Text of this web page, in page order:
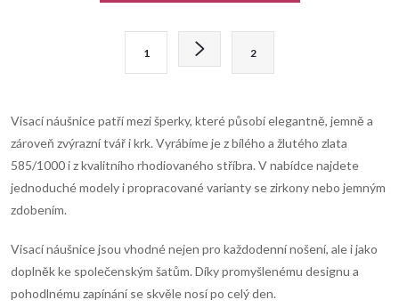
d
a
c
í
p
r
á
n
k
o
v
á
n
í
1 2
Visací náušnice patří mezi šperky, které působí elegantně, jemně a
zároveň zvýrazní tvář i krk. Vyrábíme je z bílého a žlutého zlata
585/1000 i z kvalitního rhodiovaného stříbra. V nabídce najdete
jednoduché modely i propracované varianty se zirkony nebo jemným
zdobením.
Visací náušnice jsou vhodné nejen pro každodenní nošení, ale i jako
doplněk ke společenským šatům. Díky promyšlenému designu a
pohodlnému zapínání se skvěle nosí po celý den.